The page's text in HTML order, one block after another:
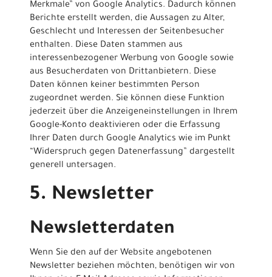
Merkmale” von Google Analytics. Dadurch können
Berichte erstellt werden, die Aussagen zu Alter,
Geschlecht und Interessen der Seitenbesucher
enthalten. Diese Daten stammen aus
interessenbezogener Werbung von Google sowie
aus Besucherdaten von Drittanbietern. Diese
Daten können keiner bestimmten Person
zugeordnet werden. Sie können diese Funktion
jederzeit über die Anzeigeneinstellungen in Ihrem
Google-Konto deaktivieren oder die Erfassung
Ihrer Daten durch Google Analytics wie im Punkt
“Widerspruch gegen Datenerfassung” dargestellt
generell untersagen.
5. Newsletter
Newsletterdaten
Wenn Sie den auf der Website angebotenen
Newsletter beziehen möchten, benötigen wir von